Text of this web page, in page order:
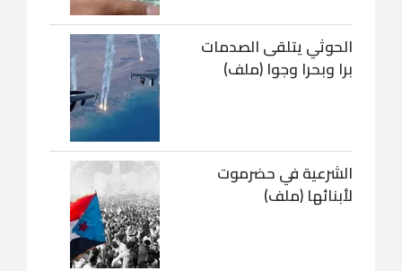
الحوثي يتلقى الصدمات
برا وبحرا وجوا (ملف)
الشرعية في حضرموت
لأبنائها (ملف)